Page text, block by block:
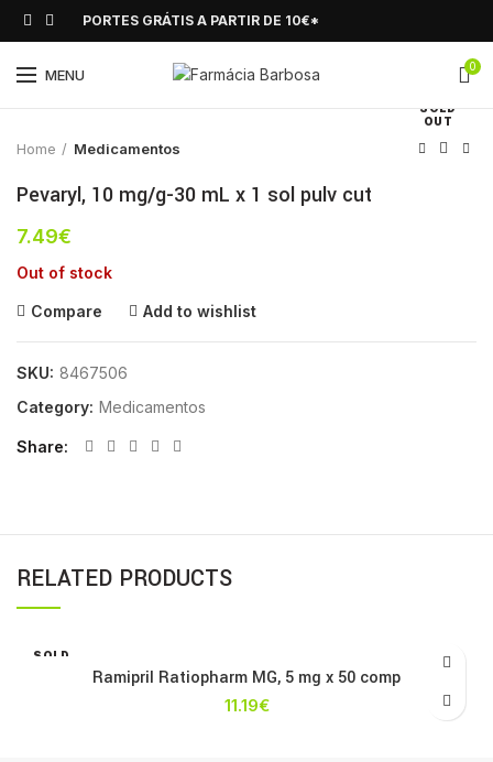
PORTES GRÁTIS A PARTIR DE 10€*
MENU 0
SOLD
OUT
Click to enlarge
Home Medicamentos
Pevaryl, 10 mg/g-30 mL x 1 sol pulv cut
7.49€
Out of stock
Compare Add to wishlist
SKU: 8467506
Category: Medicamentos
Share
RELATED PRODUCTS
SOLD
Ramipril Ratiopharm MG, 5 mg x 50 comp
11.19€